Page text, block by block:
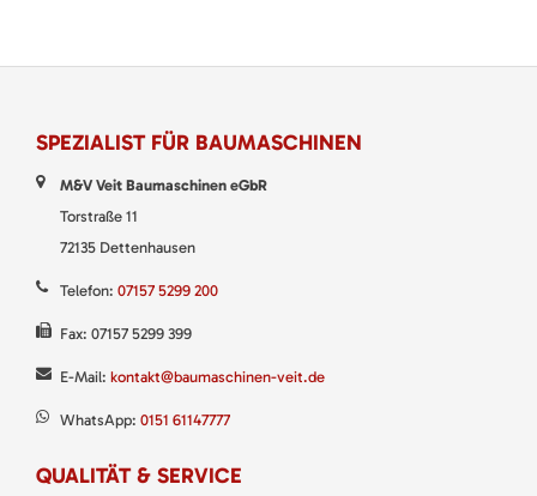
SPEZIALIST FÜR BAUMASCHINEN
M&V Veit Baumaschinen eGbR
Torstraße 11
72135 Dettenhausen
Telefon: 07157 5299 200
Fax: 07157 5299 399
E-Mail: kontakt@baumaschinen-veit.de
WhatsApp: 0151 61147777
QUALITÄT & SERVICE